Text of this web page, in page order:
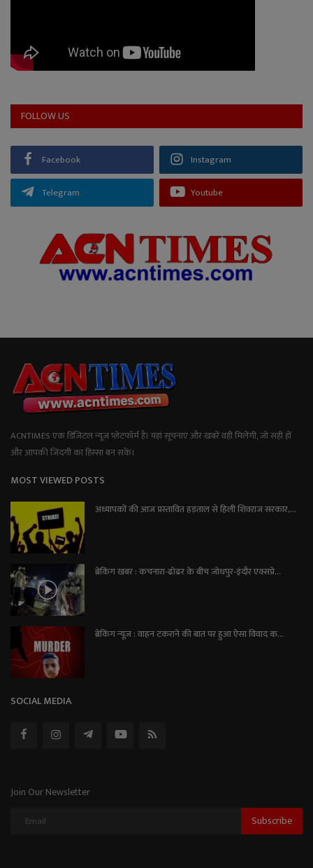
FOLLOW US
Facebook Instagram
Telegram Youtube
ACNTIMES एक डिजिटल न्यूज प्लेटफॉर्म है। यहां सूचनाएं और खबरें वही मिलेंगी, जो सही हों
और आपकी जिंदगी का हिस्सा बन सकें।
MOST VIEWED POSTS
अध्यापकों की आज प्रस्तावित हड़ताल से हिली शिवराज सरकार,...
ब्रेकिंग खबर : कचनारा-ढोढर के बीच जोधपुर-इंदौर एक्सप्रे...
ब्रेकिंग न्यूज़ : वाहन टकराने की बात पर हुआ ऐसा विवाद क...
SOCIAL MEDIA
Join Our Newsletter
Subscribe